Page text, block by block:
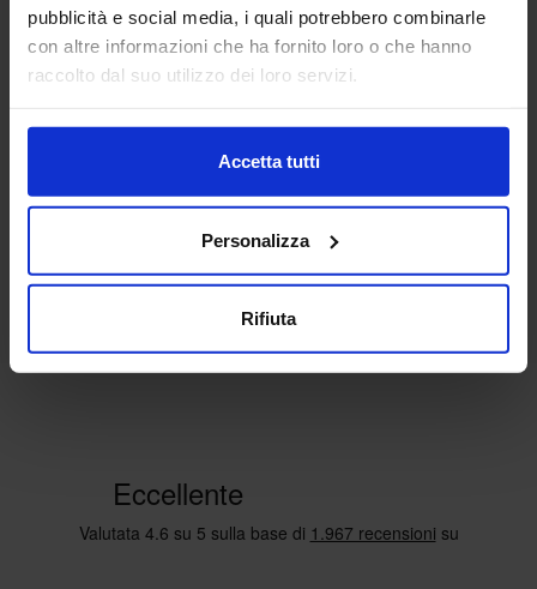
pubblicità e social media, i quali potrebbero combinarle
con altre informazioni che ha fornito loro o che hanno
raccolto dal suo utilizzo dei loro servizi.
Accetta tutti
Personalizza
Rifiuta
Linea oro
Tappeto Bagno Ricciolo
Colori disponibili